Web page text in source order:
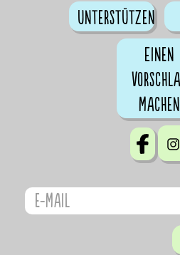
Unterstützen
Einen
machen